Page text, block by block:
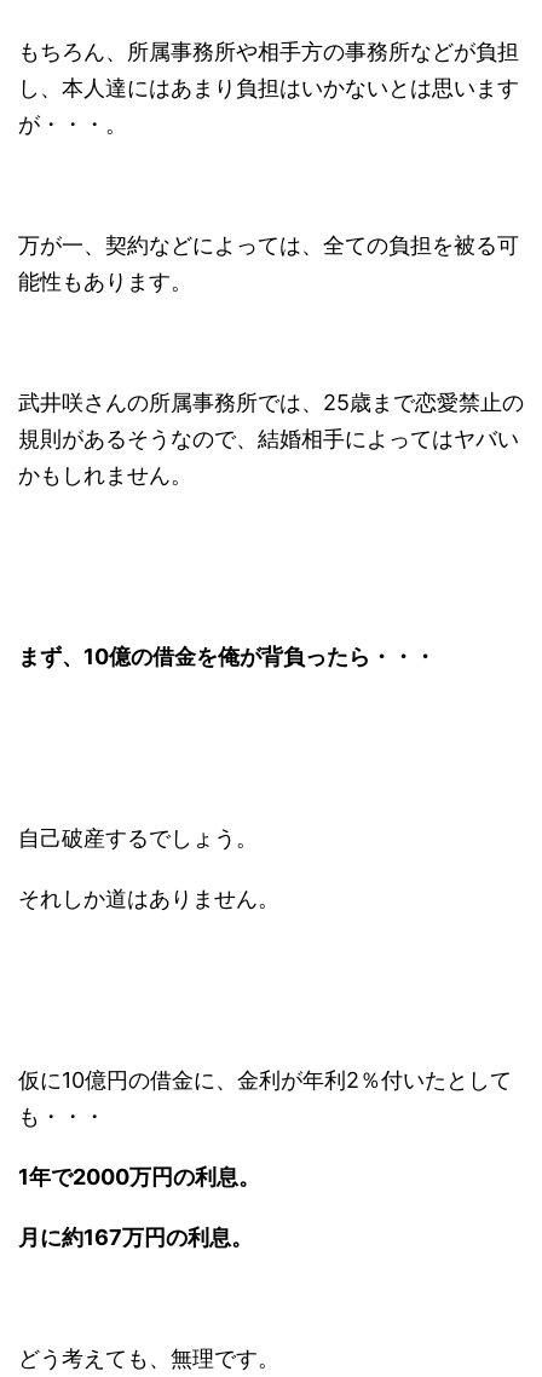
もちろん、所属事務所や相手方の事務所などが負担
し、本人達にはあまり負担はいかないとは思います
が・・・。
万が一、契約などによっては、全ての負担を被る可
能性もあります。
武井咲さんの所属事務所では、25歳まで恋愛禁止の
規則があるそうなので、結婚相手によってはヤバい
かもしれません。
まず、10億の借金を俺が背負ったら・・・
自己破産するでしょう。
それしか道はありません。
仮に10億円の借金に、金利が年利2％付いたとして
も・・・
1年で2000万円の利息。
月に約167万円の利息。
どう考えても、無理です。